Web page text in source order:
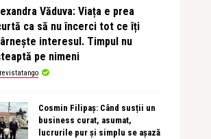
Văduva: Viața e prea
ca să nu încerci tot ce îți
interesul. Timpul nu
pe nimeni
revistatango
Cosmin Filipaș: Când susții un
business curat, asumat,
lucrurile pur și simplu se așază